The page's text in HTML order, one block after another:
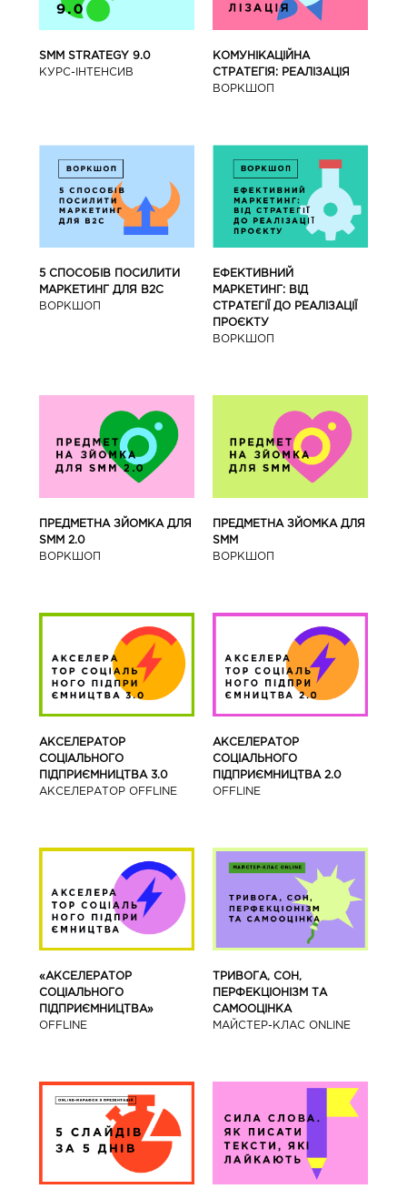
SMM STRATEGY 9.0
КУРС-IНТЕНСИВ
КОМУНІКАЦІЙНА
СТРАТЕГІЯ: РЕАЛІЗАЦІЯ
ВОРКШОП
5 СПОСОБІВ ПОСИЛИТИ
МАРКЕТИНГ ДЛЯ В2С
ВОРКШОП
ЕФЕКТИВНИЙ
МАРКЕТИНГ: ВІД
СТРАТЕГІЇ ДО РЕАЛІЗАЦІЇ
ПРОЄКТУ
ВОРКШОП
ПРЕДМЕТНА ЗЙОМКА ДЛЯ
SMM 2.0
ВОРКШОП
ПРЕДМЕТНА ЗЙОМКА ДЛЯ
SMM
ВОРКШОП
АКСЕЛЕРАТОР
СОЦІАЛЬНОГО
ПІДПРИЄМНИЦТВА 3.0
АКСЕЛЕРАТОР OFFLINE
АКСЕЛЕРАТОР
СОЦІАЛЬНОГО
ПІДПРИЄМНИЦТВА 2.0
OFFLINE
«АКСЕЛЕРАТОР
СОЦІАЛЬНОГО
ПІДПРИЄМНИЦТВА»
OFFLINE
ТРИВОГА, СОН,
ПЕРФЕКЦІОНІЗМ ТА
САМООЦІНКА
МАЙСТЕР-КЛАС ONLINE